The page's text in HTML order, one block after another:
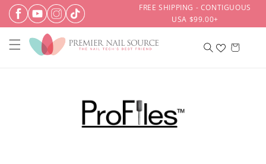
directamente
al contenido
FREE SHIPPING - CONTIGUOUS
USA $99.00+
Carrito